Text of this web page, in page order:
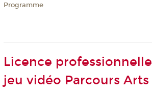
Programme
Licence
jeu vidéo Parcours Arts